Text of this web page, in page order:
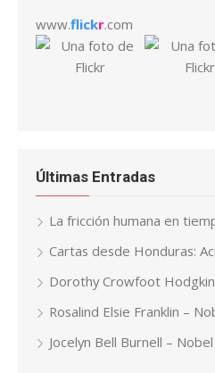
www.flickr.com
Últimas Entradas
La fricción humana en
Cartas desde Honduras:
Dorothy Crowfoot
Rosalind Elsie Franklin –
Jocelyn Bell Burnell –